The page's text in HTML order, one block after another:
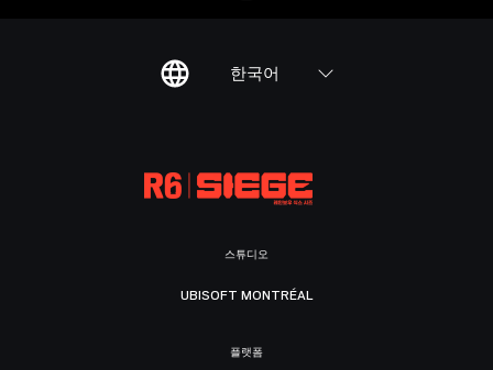
한국어
스튜디오
UBISOFT MONTRÉAL
플랫폼